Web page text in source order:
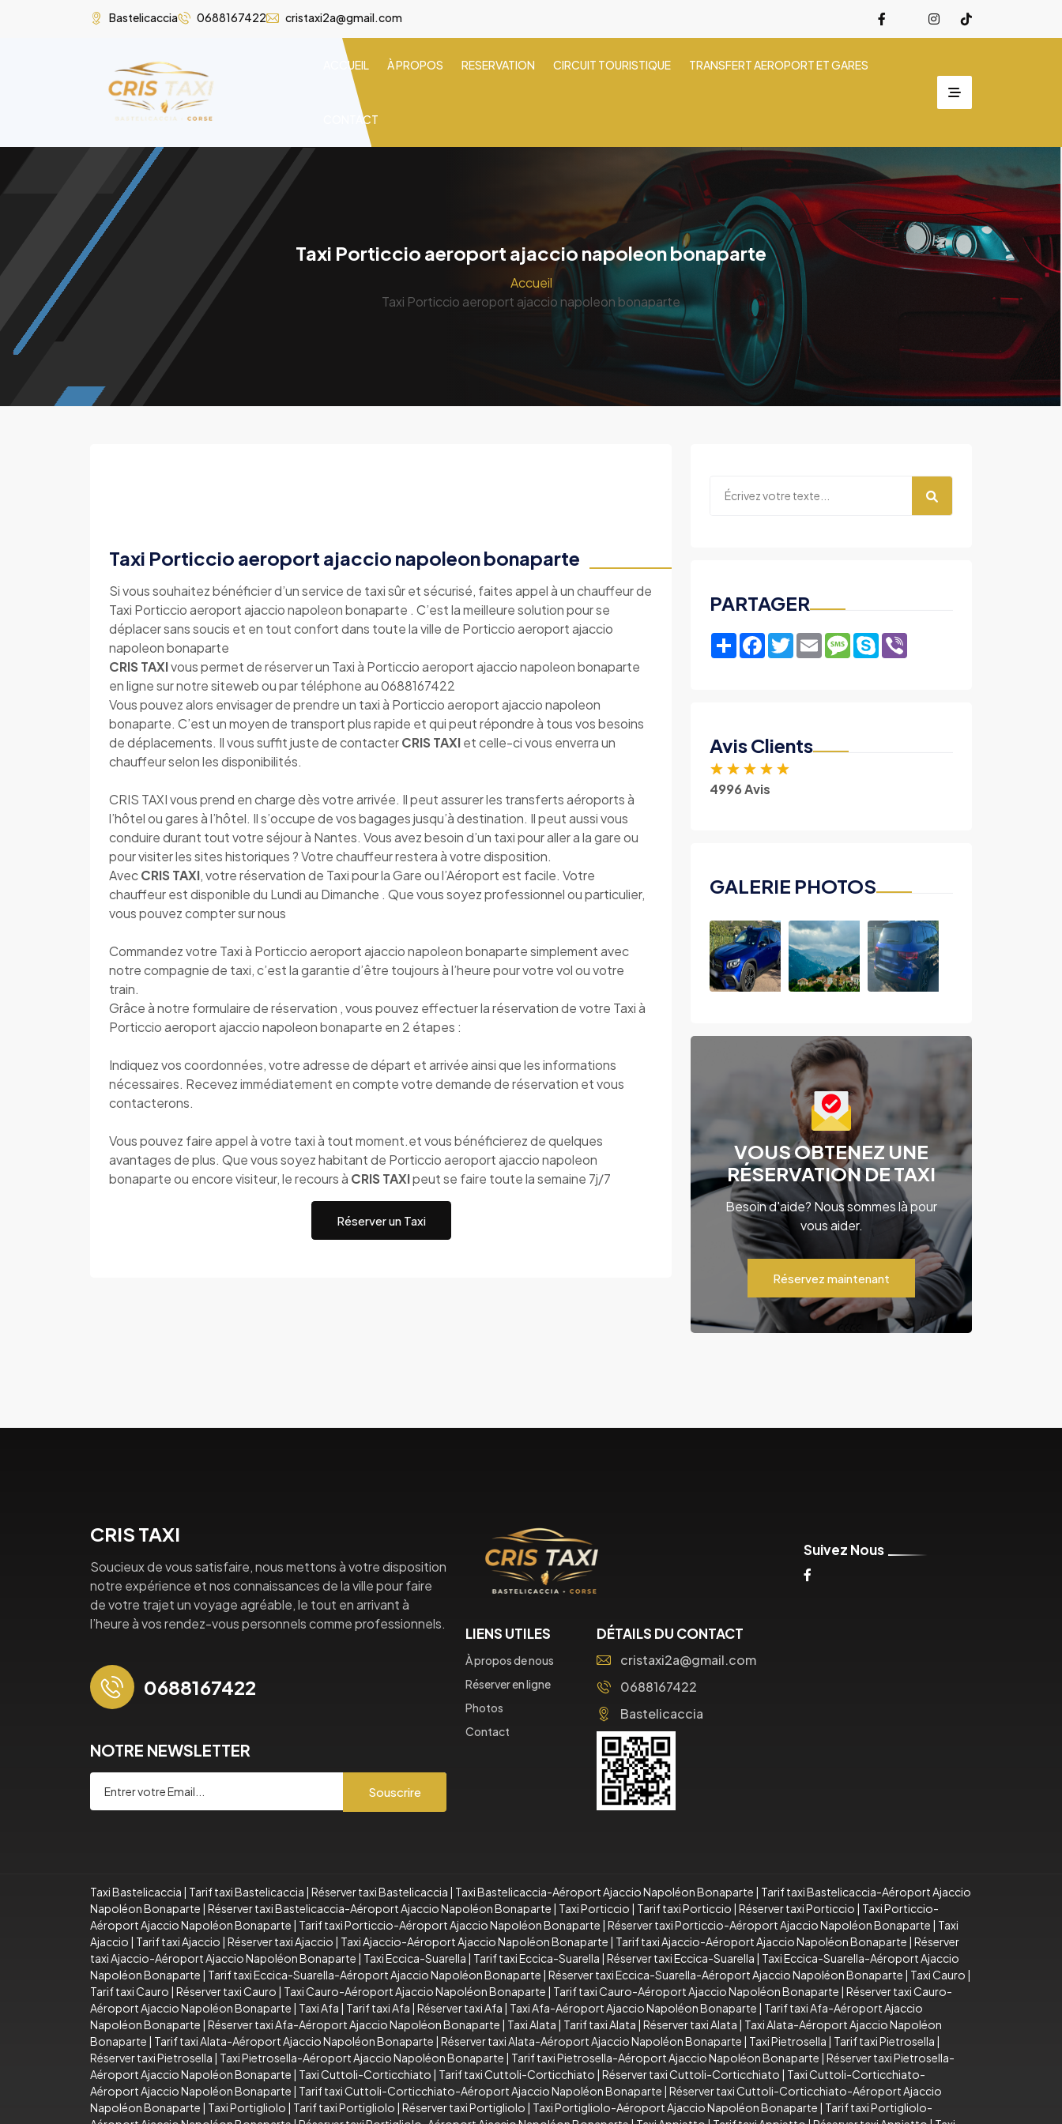
Bastelicaccia 0688167422 cristaxi2a@gmail.com
ACCUEIL À PROPOS RESERVATION CIRCUIT TOURISTIQUE TRANSFERT AEROPORT ET GARES
CONTACT
Taxi Porticcio aeroport ajaccio napoleon bonaparte
Accueil
Taxi Porticcio aeroport ajaccio napoleon bonaparte
Taxi Porticcio aeroport ajaccio napoleon bonaparte
Si vous souhaitez bénéficier d’un service de taxi sûr et sécurisé, faites appel à un chauffeur de
Taxi Porticcio aeroport ajaccio napoleon bonaparte . C’est la meilleure solution pour se
déplacer sans soucis et en tout confort dans toute la ville de Porticcio aeroport ajaccio
napoleon bonaparte
CRIS TAXIvous permet de réserver un Taxi à Porticcio aeroport ajaccio napoleon bonaparte
en ligne sur notre siteweb ou par téléphone au 0688167422
Vous pouvez alors envisager de prendre un taxi à Porticcio aeroport ajaccio napoleon
bonaparte. C’est un moyen de transport plus rapide et qui peut répondre à tous vos besoins
de déplacements. Il vous suffit juste de contacterCRIS TAXIet celle-ci vous enverra un
chauffeur selon les disponibilités.
CRIS TAXI vous prend en charge dès votre arrivée. Il peut assurer les transferts aéroports à
l’hôtel ou gares à l’hôtel. Il s’occupe de vos bagages jusqu’à destination. Il peut aussi vous
conduire durant tout votre séjour à Nantes. Vous avez besoin d’un taxi pour aller a la gare ou
pour visiter les sites historiques ? Votre chauffeur restera à votre disposition.
AvecCRIS TAXI, votre réservation de Taxi pour la Gare ou l’Aéroport est facile. Votre
chauffeur est disponible du Lundi au Dimanche . Que vous soyez professionnel ou particulier,
vous pouvez compter sur nous
Commandez votre Taxi à Porticcio aeroport ajaccio napoleon bonaparte simplement avec
notre compagnie de taxi, c’est la garantie d’être toujours à l’heure pour votre vol ou votre
train.
Grâce à notre formulaire de réservation , vous pouvez effectuer la réservation de votre Taxi à
Porticcio aeroport ajaccio napoleon bonaparte en 2 étapes :
Indiquez vos coordonnées, votre adresse de départ et arrivée ainsi que les informations
nécessaires. Recevez immédiatement en compte votre demande de réservation et vous
contacterons.
Vous pouvez faire appel à votre taxi à tout moment.et vous bénéficierez de quelques
avantages de plus. Que vous soyez habitant de Porticcio aeroport ajaccio napoleon
bonaparte ou encore visiteur, le recours à CRIS TAXIpeut se faire toute la semaine 7j/7
Réserver un Taxi
PARTAGER
ShareFacebook
TwitterEmailMessage
Skype
Avis Clients
★ ★ ★ ★ ★
4996 Avis
GALERIE PHOTOS
VOUS OBTENEZ UNE
RÉSERVATION DE TAXI
Besoin d'aide? Nous sommes là pour
vous aider.
Réservez maintenant
CRIS TAXI
Soucieux de vous satisfaire, nous mettons à votre disposition
notre expérience et nos connaissances de la ville pour faire
de votre trajet un voyage agréable, le tout en arrivant à
l’heure à vos rendez-vous personnels comme professionnels.
0688167422
NOTRE NEWSLETTER
Souscrire
Suivez Nous
LIENS UTILES
À propos de nous
Réserver en ligne
Photos
Contact
DÉTAILS DU CONTACT
cristaxi2a@gmail.com
0688167422
Bastelicaccia
Taxi Bastelicaccia Tarif taxi Bastelicaccia Réserver taxi Bastelicaccia Taxi Bastelicaccia-Aéroport Ajaccio Napoléon Bonaparte
Tarif taxi Bastelicaccia-Aéroport Ajaccio
Napoléon Bonaparte Réserver taxi Bastelicaccia-Aéroport Ajaccio Napoléon Bonaparte Taxi Porticcio Tarif taxi Porticcio Réserver taxi Porticcio
Taxi Porticcio-
Aéroport Ajaccio Napoléon Bonaparte
Tarif taxi Porticcio-Aéroport Ajaccio Napoléon Bonaparte Réserver taxi Porticcio-Aéroport Ajaccio Napoléon Bonaparte
Taxi
Ajaccio
Tarif taxi Ajaccio Réserver taxi Ajaccio Taxi Ajaccio-Aéroport Ajaccio Napoléon Bonaparte Tarif taxi Ajaccio-Aéroport Ajaccio Napoléon Bonaparte Réserver
taxi Ajaccio-Aéroport Ajaccio Napoléon Bonaparte
Taxi Eccica-Suarella Tarif taxi Eccica-Suarella Réserver taxi Eccica-Suarella
Taxi Eccica-Suarella-Aéroport Ajaccio
Napoléon Bonaparte
Tarif taxi Eccica-Suarella-Aéroport Ajaccio Napoléon Bonaparte Réserver taxi Eccica-Suarella-Aéroport Ajaccio Napoléon Bonaparte Taxi Cauro
Tarif taxi Cauro Réserver taxi Cauro Taxi Cauro-Aéroport Ajaccio Napoléon Bonaparte Tarif taxi Cauro-Aéroport Ajaccio Napoléon Bonaparte Réserver taxi Cauro-
Aéroport Ajaccio Napoléon Bonaparte
Taxi Afa Tarif taxi Afa Réserver taxi Afa Taxi Afa-Aéroport Ajaccio Napoléon Bonaparte
Tarif taxi Afa-Aéroport Ajaccio
Napoléon Bonaparte Réserver taxi Afa-Aéroport Ajaccio Napoléon Bonaparte Taxi Alata Tarif taxi Alata Réserver taxi Alata
Taxi Alata-Aéroport Ajaccio Napoléon
Bonaparte
Tarif taxi Alata-Aéroport Ajaccio Napoléon Bonaparte Réserver taxi Alata-Aéroport Ajaccio Napoléon Bonaparte Taxi Pietrosella Tarif taxi Pietrosella
Réserver taxi Pietrosella
Taxi Pietrosella-Aéroport Ajaccio Napoléon Bonaparte Tarif taxi Pietrosella-Aéroport Ajaccio Napoléon Bonaparte Réserver taxi Pietrosella-
Aéroport Ajaccio Napoléon Bonaparte
Taxi Cuttoli-Corticchiato Tarif taxi Cuttoli-Corticchiato Réserver taxi Cuttoli-Corticchiato
Taxi Cuttoli-Corticchiato-
Aéroport Ajaccio Napoléon Bonaparte
Tarif taxi Cuttoli-Corticchiato-Aéroport Ajaccio Napoléon Bonaparte Réserver taxi Cuttoli-Corticchiato-Aéroport Ajaccio
Napoléon Bonaparte
Taxi Portigliolo Tarif taxi Portigliolo Réserver taxi Portigliolo Taxi Portigliolo-Aéroport Ajaccio Napoléon Bonaparte
Tarif taxi Portigliolo-